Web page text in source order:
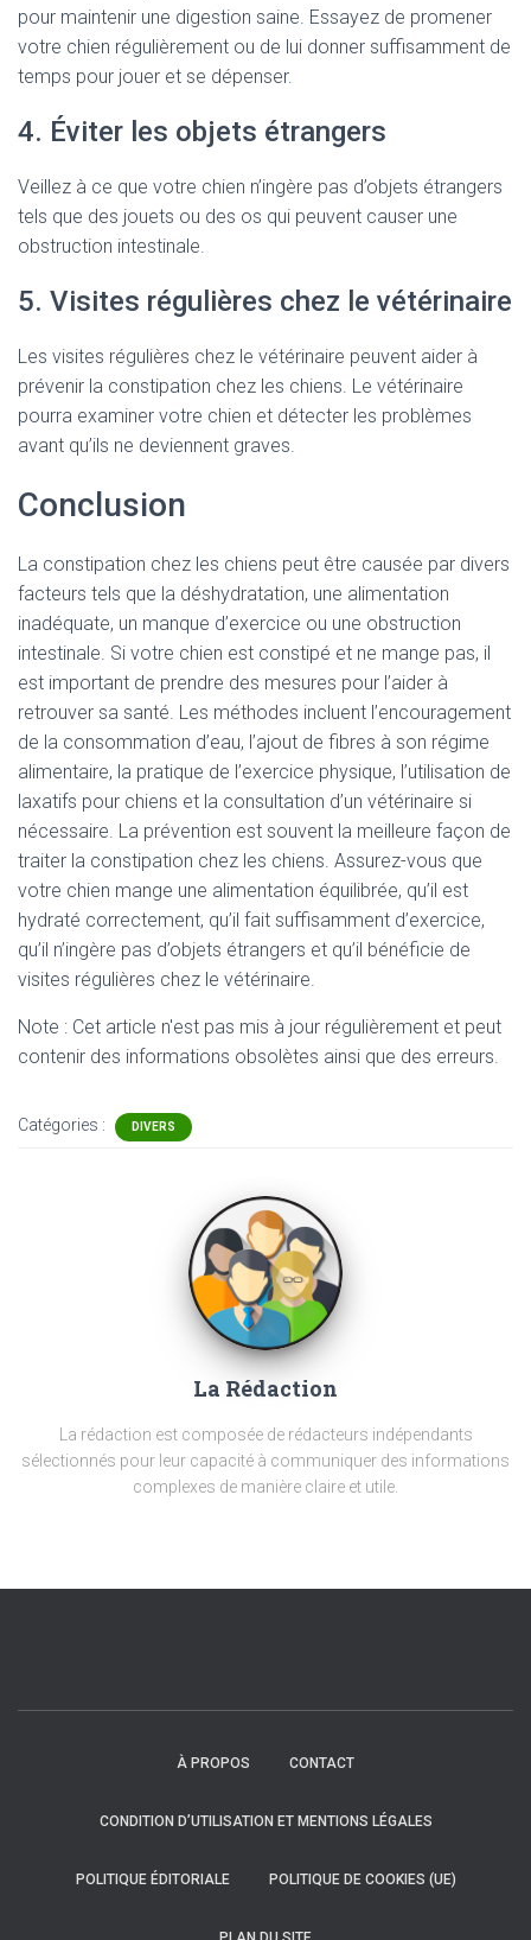
pour maintenir une digestion saine. Essayez de promener
votre chien régulièrement ou de lui donner suffisamment de
temps pour jouer et se dépenser.
4. Éviter les objets étrangers
Veillez à ce que votre chien n’ingère pas d’objets étrangers
tels que des jouets ou des os qui peuvent causer une
obstruction intestinale.
5. Visites régulières chez le vétérinaire
Les visites régulières chez le vétérinaire peuvent aider à
prévenir la constipation chez les chiens. Le vétérinaire
pourra examiner votre chien et détecter les problèmes
avant qu’ils ne deviennent graves.
Conclusion
La constipation chez les chiens peut être causée par divers
facteurs tels que la déshydratation, une alimentation
inadéquate, un manque d’exercice ou une obstruction
intestinale. Si votre chien est constipé et ne mange pas, il
est important de prendre des mesures pour l’aider à
retrouver sa santé. Les méthodes incluent l’encouragement
de la consommation d’eau, l’ajout de fibres à son régime
alimentaire, la pratique de l’exercice physique, l’utilisation de
laxatifs pour chiens et la consultation d’un vétérinaire si
nécessaire. La prévention est souvent la meilleure façon de
traiter la constipation chez les chiens. Assurez-vous que
votre chien mange une alimentation équilibrée, qu’il est
hydraté correctement, qu’il fait suffisamment d’exercice,
qu’il n’ingère pas d’objets étrangers et qu’il bénéficie de
visites régulières chez le vétérinaire.
Note : Cet article n'est pas mis à jour régulièrement et peut
contenir des informations obsolètes ainsi que des erreurs.
Catégories : DIVERS
La Rédaction
La rédaction est composée de rédacteurs indépendants
sélectionnés pour leur capacité à communiquer des informations
complexes de manière claire et utile.
À PROPOS CONTACT
CONDITION D’UTILISATION ET MENTIONS LÉGALES
POLITIQUE ÉDITORIALE POLITIQUE DE COOKIES (UE)